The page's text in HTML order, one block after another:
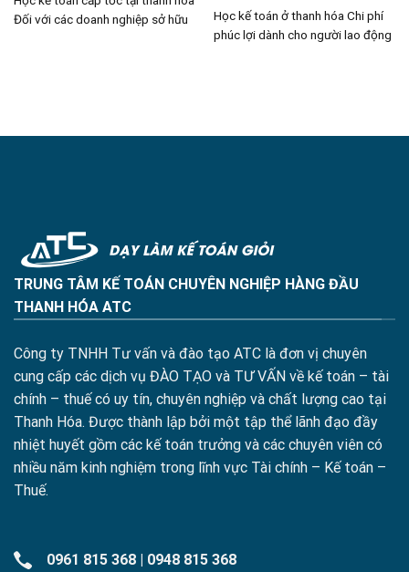
Đối với các doanh nghiệp sở hữu
Học kế toán ở thanh hóa Chi phí
phúc lợi dành cho người lao động
TRUNG TÂM KẾ TOÁN CHUYÊN NGHIỆP HÀNG ĐẦU
THANH HÓA ATC
Công ty TNHH Tư vấn và đào tạo ATC là đơn vị chuyên
cung cấp các dịch vụ ĐÀO TẠO và TƯ VẤN về kế toán – tài
chính – thuế có uy tín, chuyên nghiệp và chất lượng cao tại
Thanh Hóa. Được thành lập bởi một tập thể lãnh đạo đầy
nhiệt huyết gồm các kế toán trưởng và các chuyên viên có
nhiều năm kinh nghiệm trong lĩnh vực Tài chính – Kế toán –
Thuế.
0961 815 368
0948 815 368